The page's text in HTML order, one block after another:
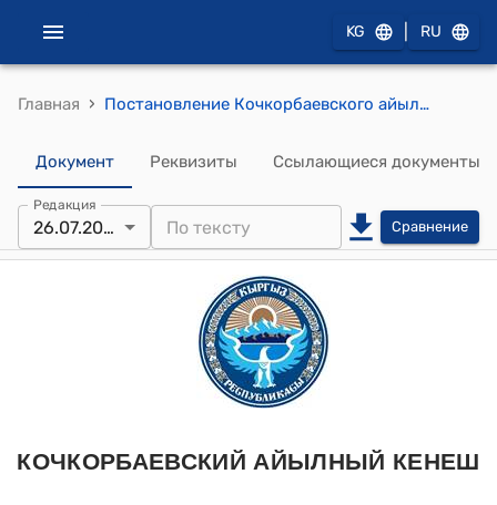
KG RU
Главная › Постановление Кочкорбаевского айыльного кенеша от 26 июля 2019 года № 112/ ХVII -27 "Об утверждении плана совместных действий (ПСД) Кочкорбаевского айыл окмоту на 2020 году"
Документ Реквизиты Ссылающиеся документы
Редакция
26.07.2019 Сравнение